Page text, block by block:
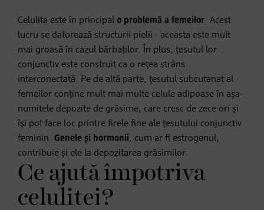
Celulita este în principal o problemă a femeilor. Acest
lucru se datorează structurii pielii - aceasta este mult
mai groasă în cazul bărbaților. În plus, țesutul lor
conjunctiv este construit ca o rețea strâns
interconectată. Pe de altă parte, țesutul subcutanat al
femeilor conține mult mai multe celule adipoase în așa-
numitele depozite de grăsime, care cresc de zece ori și
își pot face loc printre firele fine ale țesutului conjunctiv
feminin. Genele și hormonii, cum ar fi estrogenul,
contribuie și ele la depozitarea grăsimilor.
Ce ajută împotriva
celulitei?